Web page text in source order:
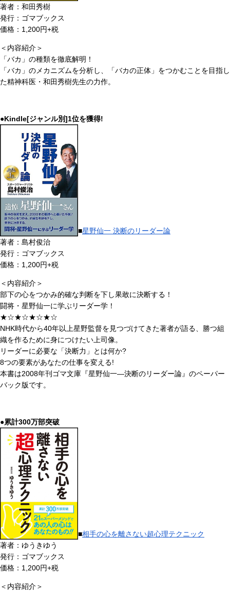
著者：和田秀樹
発行：ゴマブックス
価格：1,200円+税
＜内容紹介＞
「バカ」の種類を徹底解明！
「バカ」のメカニズムを分析し、「バカの正体」をつかむことを目指し
た精神科医・和田秀樹先生の力作。
●Kindle[ジャンル別]1位を獲得!
■星野仙一 決断のリーダー論
著者：島村俊治
発行：ゴマブックス
価格：1,200円+税
＜内容紹介＞
部下の心をつかみ的確な判断を下し果敢に決断する！
闘将・星野仙一に学ぶリーダー学！
★☆★☆★☆★☆
NHK時代から40年以上星野監督を見つづけてきた著者が語る、勝つ組
織を作るために身につけたい上司像。
リーダーに必要な「決断力」とは何か?
8つの要素があなたの仕事を変える!
本書は2008年刊ゴマ文庫『星野仙一―決断のリーダー論』のペーパー
バック版です。
●累計300万部突破
■相手の心を離さない超心理テクニック
著者：ゆうきゆう
発行：ゴマブックス
価格：1,200円+税
＜内容紹介＞